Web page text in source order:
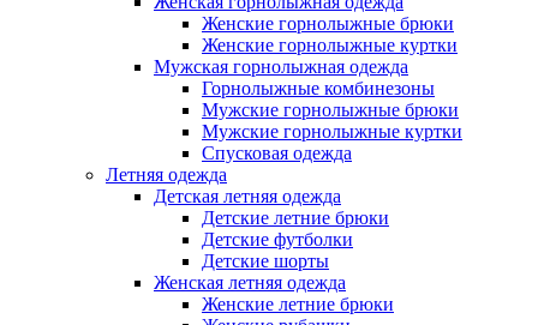
Женские горнолыжные брюки
Женские горнолыжные куртки
Мужская горнолыжная одежда
Горнолыжные комбинезоны
Мужские горнолыжные брюки
Мужские горнолыжные куртки
Спусковая одежда
Летняя одежда
Детская летняя одежда
Детские летние брюки
Детские футболки
Детские шорты
Женская летняя одежда
Женские летние брюки